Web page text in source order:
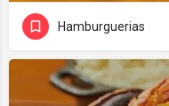
Hamburguerias